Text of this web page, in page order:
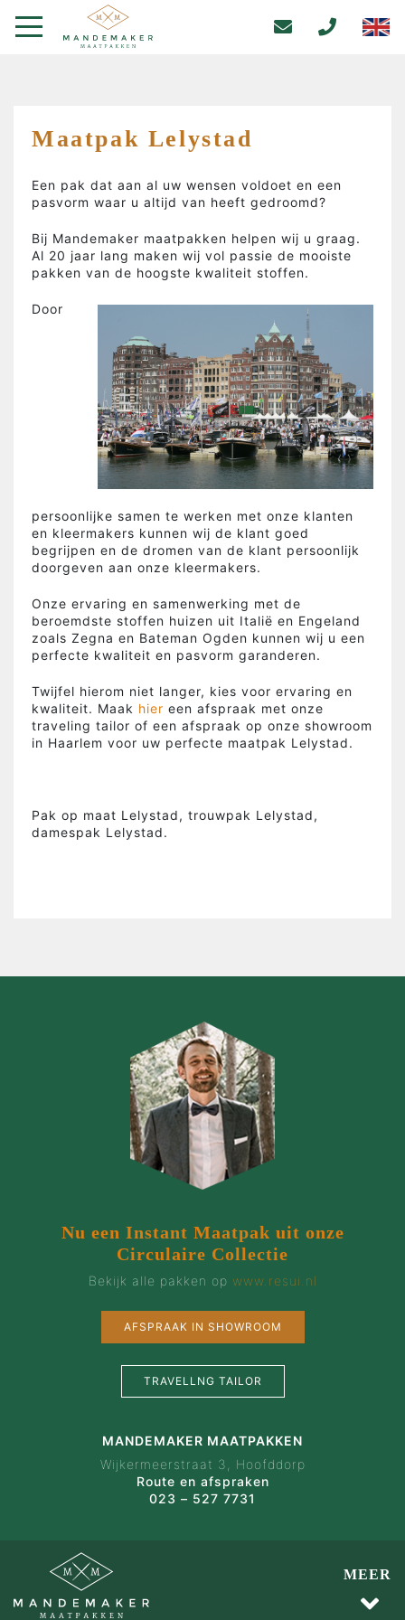
Maatpak Lelystad
Een pak dat aan al uw wensen voldoet en een
pasvorm waar u altijd van heeft gedroomd?
Bij Mandemaker maatpakken helpen wij u graag.
Al 20 jaar lang maken wij vol passie de mooiste
pakken van de hoogste kwaliteit stoffen.
Door
persoonlijke samen te werken met onze klanten
en kleermakers kunnen wij de klant goed
begrijpen en de dromen van de klant persoonlijk
doorgeven aan onze kleermakers.
Onze ervaring en samenwerking met de
beroemdste stoffen huizen uit Italië en Engeland
zoals Zegna en Bateman Ogden kunnen wij u een
perfecte kwaliteit en pasvorm garanderen.
Twijfel hierom niet langer, kies voor ervaring en
kwaliteit. Maak hier een afspraak met onze
traveling tailor of een afspraak op onze showroom
in Haarlem voor uw perfecte maatpak Lelystad.
Pak op maat Lelystad, trouwpak Lelystad,
damespak Lelystad.
Nu een Instant Maatpak uit onze
Circulaire Collectie
Bekijk alle pakken op www.resui.nl
AFSPRAAK IN SHOWROOM
TRAVELLNG TAILOR
MANDEMAKER MAATPAKKEN
Wijkermeerstraat 3, Hoofddorp
Route en afspraken
023 – 527 7731
MEER